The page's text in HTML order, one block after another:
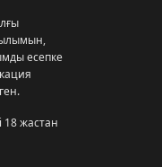
есепке
18 жастан